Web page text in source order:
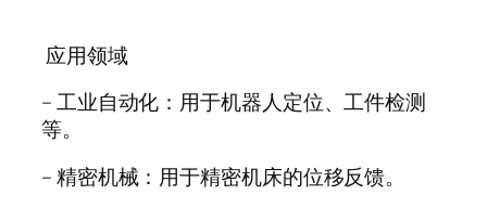
应用领域
–工业自动化：用于机器人定位、工件检测
等。
–精密机械：用于精密机床的位移反馈。